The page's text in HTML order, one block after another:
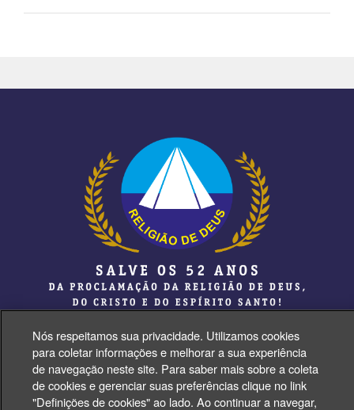
Face Insta Tiktok Youtube
Nós respeitamos sua privacidade. Utilizamos cookies
para coletar informações e melhorar a sua experiência
de navegação neste site. Para saber mais sobre a coleta
de cookies e gerenciar suas preferências clique no link
"Definições de cookies" ao lado. Ao continuar a navegar,